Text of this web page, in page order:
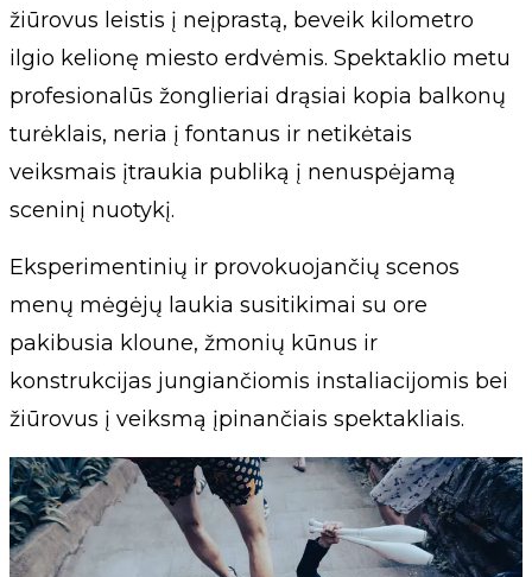
žiūrovus leistis į neįprastą, beveik kilometro
ilgio kelionę miesto erdvėmis. Spektaklio metu
profesionalūs žonglieriai drąsiai kopia balkonų
turėklais, neria į fontanus ir netikėtais
veiksmais įtraukia publiką į nenuspėjamą
sceninį nuotykį.
Eksperimentinių ir provokuojančių scenos
menų mėgėjų laukia susitikimai su ore
pakibusia kloune, žmonių kūnus ir
konstrukcijas jungiančiomis instaliacijomis bei
žiūrovus į veiksmą įpinančiais spektakliais.